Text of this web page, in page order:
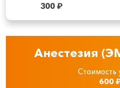
300₽
Анестезия
Стоимость
600